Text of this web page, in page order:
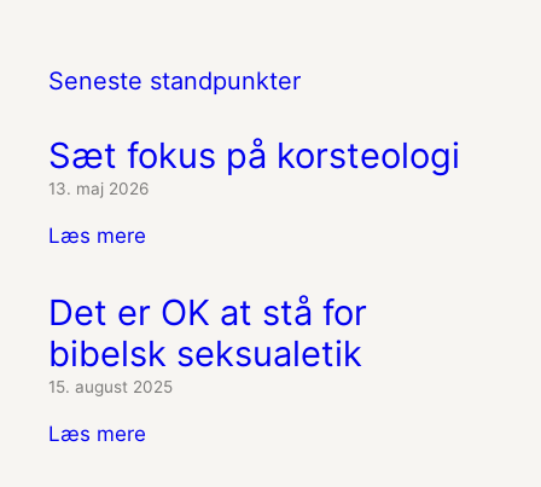
Seneste standpunkter
Sæt fokus på korsteologi
13. maj 2026
Læs mere
Det er OK at stå for
bibelsk seksualetik
15. august 2025
Læs mere